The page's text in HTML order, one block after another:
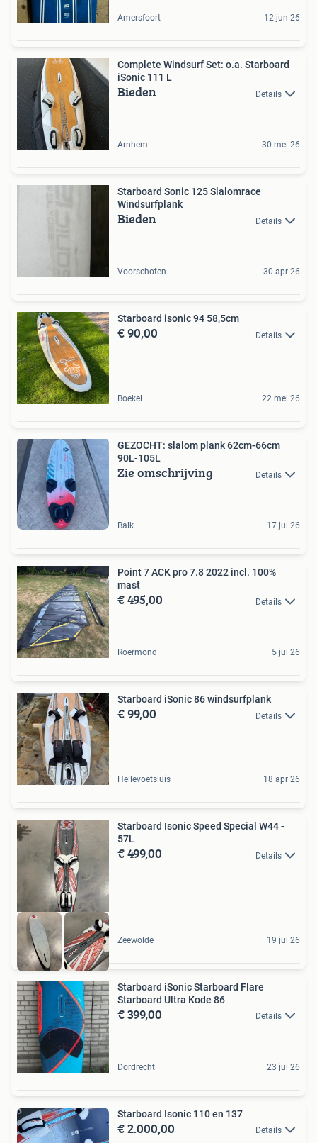
Amersfoort 12 jun 26
Complete Windsurf Set: o.a. Starboard
iSonic 111 L
Bieden Details
Arnhem 30 mei 26
Starboard Sonic 125 Slalomrace
Windsurfplank
Bieden Details
Voorschoten 30 apr 26
Starboard isonic 94 58,5cm
€ 90,00 Details
Boekel 22 mei 26
GEZOCHT: slalom plank 62cm-66cm
90L-105L
Zie omschrijving Details
Balk 17 jul 26
Point 7 ACK pro 7.8 2022 incl. 100%
mast
€ 495,00 Details
Roermond 5 jul 26
Starboard iSonic 86 windsurfplank
€ 99,00 Details
Hellevoetsluis 18 apr 26
Starboard Isonic Speed Special W44 -
57L
€ 499,00 Details
Zeewolde 19 jul 26
Starboard iSonic Starboard Flare
Starboard Ultra Kode 86
€ 399,00 Details
Dordrecht 23 jul 26
Starboard Isonic 110 en 137
€ 2.000,00 Details